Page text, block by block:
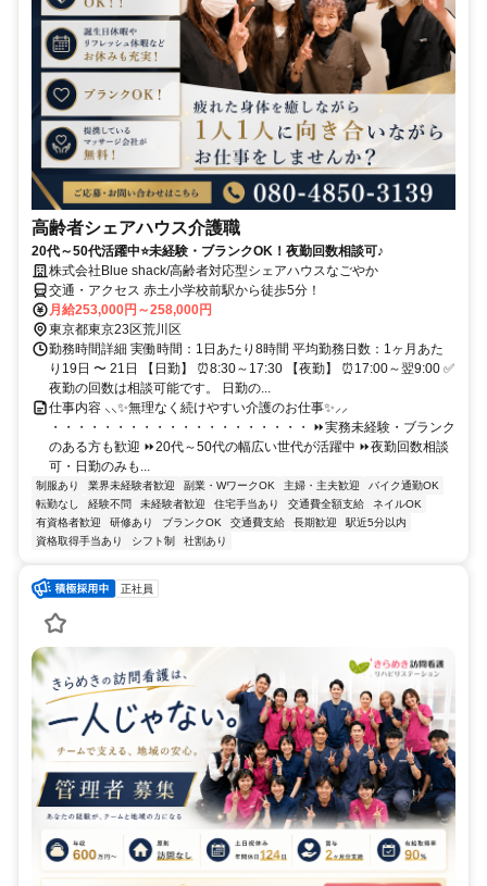
高齢者シェアハウス介護職
20代～50代活躍中⭐未経験・ブランクOK！夜勤回数相談可♪
株式会社Blue shack/高齢者対応型シェアハウスなごやか
交通・アクセス 赤土小学校前駅から徒歩5分！
月給253,000円～258,000円
東京都東京23区荒川区
勤務時間詳細 実働時間：1日あたり8時間 平均勤務日数：1ヶ月あた
り19日 〜 21日 【日勤】 ⏰8:30～17:30 【夜勤】 ⏰17:00～翌9:00 ✅
夜勤の回数は相談可能です。 日勤の...
仕事内容 ⸜⸜✨無理なく続けやすい介護のお仕事✨⸝⸝
・・・・・・・・・・・・・・・・・・・・ ⏩実務未経験・ブランク
のある方も歓迎 ⏩20代～50代の幅広い世代が活躍中 ⏩夜勤回数相談
可・日勤のみも...
制服あり 業界未経験者歓迎 副業・WワークOK 主婦・主夫歓迎
バイク通勤OK
転勤なし
経験不問 未経験者歓迎 住宅手当あり 交通費全額支給
ネイルOK
有資格者歓迎
研修あり ブランクOK 交通費支給 長期歓迎
駅近5分以内
資格取得手当あり
シフト制 社割あり
正社員